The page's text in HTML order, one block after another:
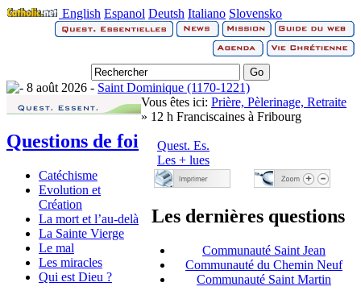
English Espanol Deutsh Italiano Slovensko
8 août 2026 - Saint Dominique (1170-1221)
Questions de foi
Catéchisme
Evolution et
Création
La mort et l’au-delà
La Sainte Vierge
Le mal
Les miracles
Qui est Dieu ?
Vous êtes ici: Prière, Pèlerinage, Retraite
» 12 h Franciscaines à Fribourg
Quest. Es.
Les + lues
Les dernières questions
Communauté Saint Jean
Communauté du Chemin Neuf
Communauté Saint Martin